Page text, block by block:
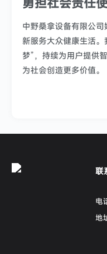
中野桑拿设备有限公
新服务大众健康生活。
梦”，持续为用户提供
为社会创造更多价值。
联
电
地